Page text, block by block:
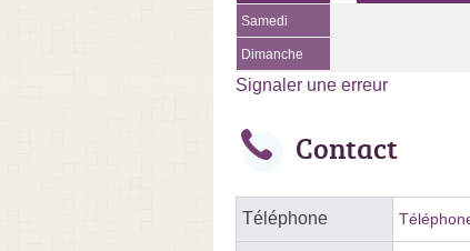
Samedi
Dimanche
Signaler une erreur
Contact
Téléphone